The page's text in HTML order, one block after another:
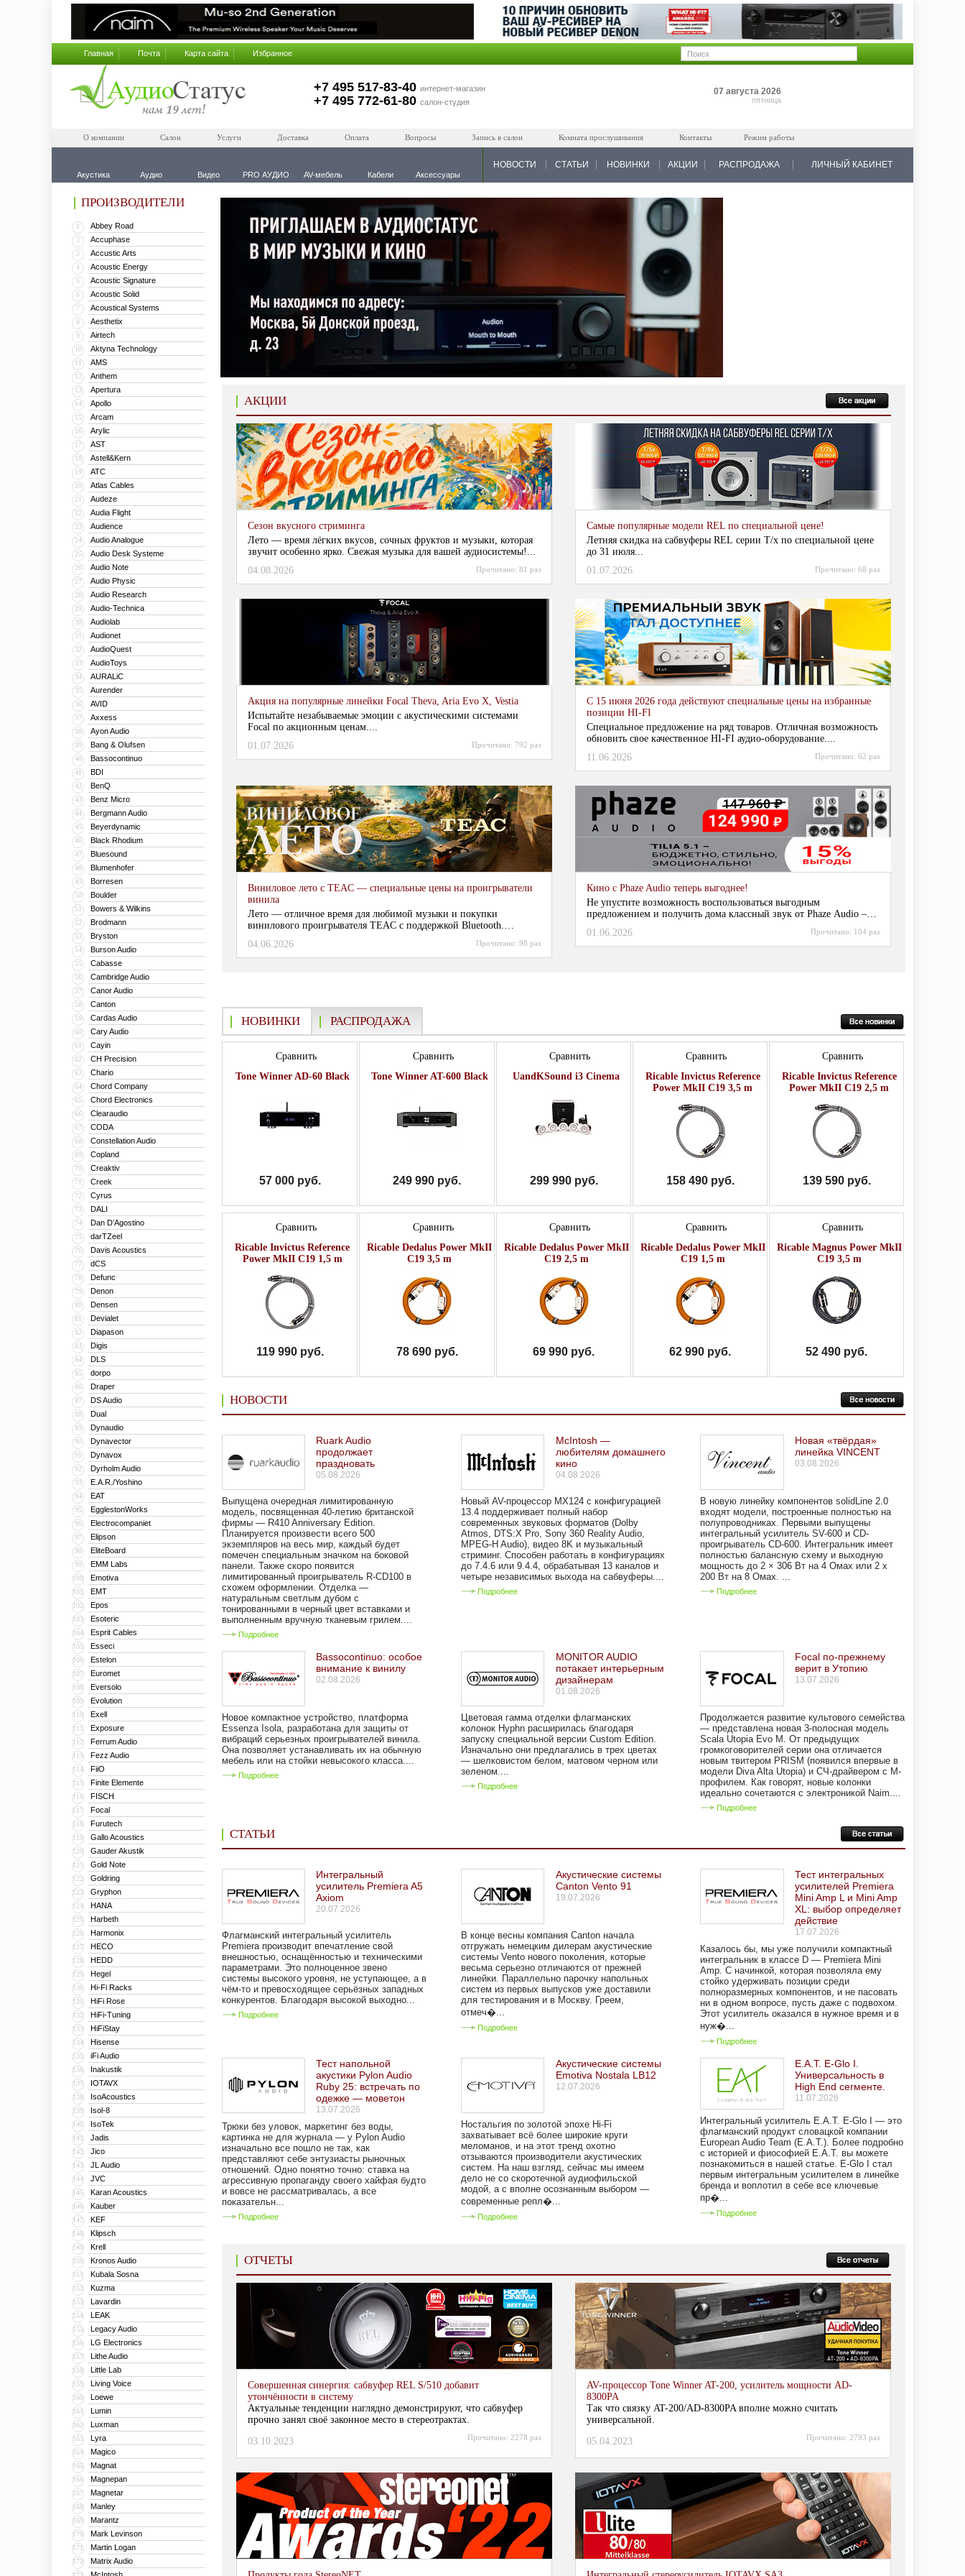
Главная Почта Карта сайта Избранное
+7 495 517-83-40 интернет-магазин
+7 495 772-61-80 салон-студия
07 августа 2026
пятница
О компании Салон Услуги Доставка Оплата Вопросы Запись в салон Комната прослушивания Контакты Режим работы
Акустика Аудио Видео PRO АУДИО AV-мебель Кабели Аксессуары
НОВОСТИ СТАТЬИ НОВИНКИ АКЦИИ РАСПРОДАЖА ЛИЧНЫЙ КАБИНЕТ
ПРОИЗВОДИТЕЛИ
1 Abbey Road
2 Accuphase
3 Accustic Arts
4 Acoustic Energy
5 Acoustic Signature
6 Acoustic Solid
7 Acoustical Systems
8 Aesthetix
9 Airtech
10 Aktyna Technology
11 AMS
12 Anthem
13 Apertura
14 Apollo
15 Arcam
16 Arylic
17 AST
18 Astell&Kern
19 ATC
20 Atlas Cables
21 Audeze
22 Audia Flight
23 Audience
24 Audio Analogue
25 Audio Desk Systeme
26 Audio Note
27 Audio Physic
28 Audio Research
29 Audio-Technica
30 Audiolab
31 Audionet
32 AudioQuest
33 AudioToys
34 AURALiC
35 Aurender
36 AVID
37 Axxess
38 Ayon Audio
39 Bang & Olufsen
40 Bassocontinuo
41 BDI
42 BenQ
43 Benz Micro
44 Bergmann Audio
45 Beyerdynamic
46 Black Rhodium
47 Bluesound
48 Blumenhofer
49 Borresen
50 Boulder
51 Bowers & Wilkins
52 Brodmann
53 Bryston
54 Burson Audio
55 Cabasse
56 Cambridge Audio
57 Canor Audio
58 Canton
59 Cardas Audio
60 Cary Audio
61 Cayin
62 CH Precision
63 Chario
64 Chord Company
65 Chord Electronics
66 Clearaudio
67 CODA
68 Constellation Audio
69 Copland
70 Creaktiv
71 Creek
72 Cyrus
73 DALI
74 Dan D’Agostino
75 darTZeel
76 Davis Acoustics
77 dCS
78 Defunc
79 Denon
80 Densen
81 Devialet
82 Diapason
83 Digis
84 DLS
85 dorpo
86 Draper
87 DS Audio
88 Dual
89 Dynaudio
90 Dynavector
91 Dynavox
92 Dyrholm Audio
93 E.A.R./Yoshino
94 EAT
95 EgglestonWorks
96 Electrocompaniet
97 Elipson
98 EliteBoard
99 EMM Labs
100 Emotiva
101 EMT
102 Epos
103 Esoteric
104 Esprit Cables
105 Esseci
106 Estelon
107 Euromet
108 Eversolo
109 Evolution
110 Exell
111 Exposure
112 Ferrum Audio
113 Fezz Audio
114 FiiO
115 Finite Elemente
116 FISCH
117 Focal
118 Furutech
119 Gallo Acoustics
120 Gauder Akustik
121 Gold Note
122 Goldring
123 Gryphon
124 HANA
125 Harbeth
126 Harmonix
127 HECO
128 HEDD
129 Hegel
130 Hi-Fi Racks
131 HiFi Rose
132 HiFi-Tuning
133 HiFiStay
134 Hisense
135 iFi Audio
136 Inakustik
137 IOTAVX
138 IsoAcoustics
139 Isol-8
140 IsoTek
141 Jadis
142 Jico
143 JL Audio
144 JVC
145 Karan Acoustics
146 Kauber
147 KEF
148 Klipsch
149 Krell
150 Kronos Audio
151 Kubala Sosna
152 Kuzma
153 Lavardin
154 LEAK
155 Legacy Audio
156 LG Electronics
157 Lithe Audio
158 Little Lab
159 Living Voice
160 Loewe
161 Lumin
162 Luxman
163 Lyra
164 Magico
165 Magnat
166 Magnepan
167 Magnetar
168 Manley
169 Marantz
170 Mark Levinson
171 Martin Logan
172 Matrix Audio
АКЦИИ
Сезон вкусного стриминга
Лето — время лёгких вкусов, сочных фруктов и музыки, которая
звучит особенно ярко. Свежая музыка для вашей аудиосистемы!...
04.08.2026
Прочитано: 81 раз
Самые популярные модели REL по специальной цене!
Летняя скидка на сабвуферы REL серии T/x по специальной цене
до 31 июля...
01.07.2026
Прочитано: 68 раз
Акция на популярные линейки Focal Theva, Aria Evo X, Vestia
Испытайте незабываемые эмоции с акустическими системами
Focal по акционным ценам....
01.07.2026
Прочитано: 792 раз
С 15 июня 2026 года действуют специальные цены на избранные
позиции HI-FI
Специальное предложение на ряд товаров. Отличная возможность
обновить свое качественное HI-FI аудио-оборудование....
11.06.2026
Прочитано: 62 раз
Виниловое лето с TEAC — специальные цены на проигрыватели
винила
Лето — отличное время для любимой музыки и покупки
винилового проигрывателя TEAC с поддержкой Bluetooth.
...
04.06.2026 Прочитано: 98 раз
Кино с Phaze Audio теперь выгоднее!
Не упустите возможность воспользоваться выгодным
предложением и получить дома классный звук от Phaze Audio –
01.06.2026 Прочитано: 104 раз
НОВИНКИ РАСПРОДАЖА
Сравнить
Tone Winner AD-60 Black
57 000 руб.
Сравнить
Tone Winner AT-600 Black
249 990 руб.
Сравнить
UandKSound i3 Cinema
299 990 руб.
Сравнить
Ricable Invictus Reference
Power MkII C19 3,5 m
158 490 руб.
Сравнить
Ricable Invictus Reference
Power MkII C19 2,5 m
139 590 руб.
Сравнить
Ricable Invictus Reference
Power MkII C19 1,5 m
119 990 руб.
Сравнить
Ricable Dedalus Power MkII
C19 3,5 m
78 690 руб.
Сравнить
Ricable Dedalus Power MkII
C19 2,5 m
69 990 руб.
Сравнить
Ricable Dedalus Power MkII
C19 1,5 m
62 990 руб.
Сравнить
Ricable Magnus Power MkII
C19 3,5 m
52 490 руб.
НОВОСТИ
Ruark Audio
продолжает
праздновать
05.08.2026
Выпущена очередная лимитированную
модель, посвященная 40-летию британской
фирмы — R410 Anniversary Edition.
Планируется произвести всего 500
экземпляров на весь мир, каждый будет
помечен специальным значком на боковой
панели. Также скоро появится
лимитированный проигрыватель R-CD100 в
схожем оформлении. Отделка —
натуральным светлым дубом с
тонированными в черный цвет вставками и
выполненным вручную тканевым грилем....
Подробнее
McIntosh —
любителям домашнего
кино
04.08.2026
Новый AV-процессор MX124 с конфигурацией
13.4 поддерживает полный набор
современных звуковых форматов (Dolby
Atmos, DTS:X Pro, Sony 360 Reality Audio,
MPEG-H Audio), видео 8K и музыкальный
стриминг. Способен работать в конфигурациях
до 7.4.6 или 9.4.4, обрабатывая 13 каналов и
четыре независимых выхода на сабвуферы....
Подробнее
Новая «твёрдая»
линейка VINCENT
03.08.2026
В новую линейку компонентов solidLine 2.0
входят модели, построенные полностью на
полупроводниках. Первыми выпущены
интегральный усилитель SV-600 и CD-
проигрыватель CD-600. Интегральник имеет
полностью балансную схему и выходную
мощность до 2 × 306 Вт на 4 Омах или 2 х
200 Вт на 8 Омах. ...
Подробнее
Bassocontinuo: особое
внимание к винилу
02.08.2026
Новое компактное устройство, платформа
Essenza Isola, разработана для защиты от
вибраций серьезных проигрывателей винила.
Она позволяет устанавливать их на обычную
мебель или на стойки невысокого класса....
Подробнее
MONITOR AUDIO
потакает интерьерным
дизайнерам
01.08.2026
Цветовая гамма отделки флагманских
колонок Hyphn расширилась благодаря
запуску специальной версии Custom Edition.
Изначально они предлагались в трех цветах
— шелковистом белом, матовом черном или
зеленом....
Подробнее
Focal по-прежнему
верит в Утопию
13.07.2026
Продолжается развитие культового семейства
— представлена новая 3-полосная модель
Scala Utopia Evo M. От предыдущих
громкоговорителей серии она отличается
новым твитером PRISM (появился впервые в
модели Diva Alta Utopia) и СЧ-драйвером с M-
профилем. Как говорят, новые колонки
идеально сочетаются с электроникой Naim....
Подробнее
СТАТЬИ
Интегральный
усилитель Premiera A5
Axiom
20.07.2026
Флагманский интегральный усилитель
Premiera производит впечатление свой
внешностью, оснащённостью и техническими
параметрами. Это полноценное звено
системы высокого уровня, не уступающее, а в
чём-то и превосходящее серьёзных западных
конкурентов. Благодаря высокой выходно...
Подробнее
Акустические системы
Canton Vento 91
19.07.2026
В конце весны компания Canton начала
отгружать немецким дилерам акустические
системы Vento нового поколения, которые
весьма серьезно отличаются от прежней
линейки. Параллельно парочку напольных
систем из первых выпусков уже доставили
для тестирования и в Москву. Греем,
отмеч�...
Подробнее
Тест интегральных
усилителей Premiera
Mini Amp L и Mini Amp
XL: выбор определяет
действие
17.07.2026
Казалось бы, мы уже получили компактный
интегральник в классе D — Premiera Mini
Amp. С начинкой, которая позволяла ему
стойко удерживать позиции среди
полноразмерных компонентов, и не пасовать
ни в одном вопросе, пусть даже с подвохом.
Этот усилитель оказался в нужное время и в
нуж�...
Подробнее
Тест напольной
акустики Pylon Audio
Ruby 25: встречать по
одежке — моветон
13.07.2026
Трюки без уловок, маркетинг без воды,
картинка не для журнала — у Pylon Audio
изначально все пошло не так, как
представляют себе энтузиасты рыночных
отношений. Одно понятно точно: ставка на
агрессивную пропаганду своего хайфая будто
и вовсе не рассматривалась, а все
показательн...
Подробнее
Акустические системы
Emotiva Nostala LB12
12.07.2026
Ностальгия по золотой эпохе Hi-Fi
захватывает всё более широкие круги
меломанов, и на этот тренд охотно
отзываются производители акустических
систем. На наш взгляд, сейчас мы имеем
дело не со скоротечной аудиофильской
модой, а с вполне осознанным выбором —
современные репл�...
Подробнее
E.A.T. E-Glo I.
Универсальность в
High End сегменте.
11.07.2026
Интегральный усилитель E.A.T. E-Glo I — это
флагманский продукт словацкой компании
European Audio Team (E.A.T.). Более подробно
с историей и фиософией E.A.T. вы можете
познакомиться в нашей статье. E-Glo I стал
первым интегральным усилителем в линейке
бренда и воплотил в себе все ключевые
пр�...
Подробнее
ОТЧЕТЫ
Совершенная синергия: сабвуфер REL S/510 добавит
утончённости в систему
Актуальные тенденции наглядно демонстрируют, что сабвуфер
прочно занял своё законное место в стереотрактах.
03.10.2023
Прочитано: 2278 раз
AV-процессор Tone Winner AT-200, усилитель мощности AD-
8300PA
Так что связку AT-200/AD-8300PA вполне можно считать
универсальной.
05.04.2023
Прочитано: 2793 раз